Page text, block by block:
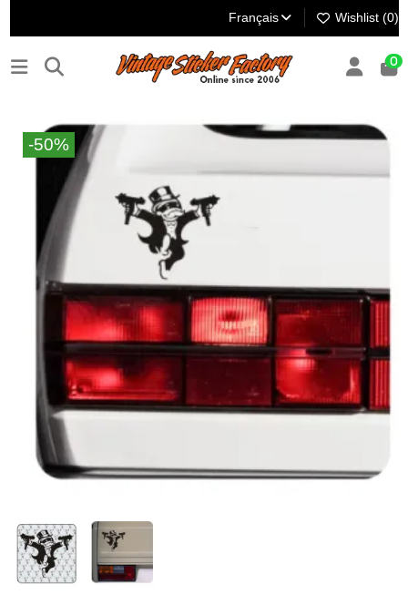
Français Wishlist (0)
0
-50%